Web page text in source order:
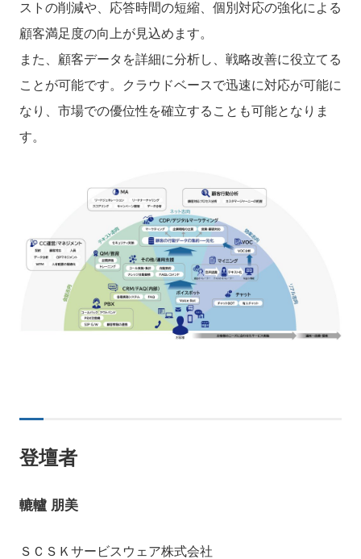
ストの削減や、応答時間の短縮、個別対応の強化による
顧客満足度の向上が見込めます。
また、顧客データを詳細に分析し、戦略改善に役立てる
ことが可能です。クラウドベースで迅速に対応が可能に
なり、市場での優位性を確立することも可能となりま
す。
登壇者
轆轤 朋美
ＳＣＳＫサービスウェア株式会社